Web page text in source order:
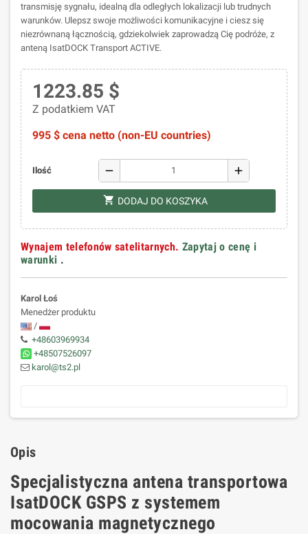
transmisję sygnału, idealną dla odległych lokalizacji lub trudnych
warunków. Ulepsz swoje możliwości komunikacyjne i ciesz się
niezrównaną łącznością, gdziekolwiek zaprowadzą Cię podróże, z
anteną IsatDOCK Transport ACTIVE.
1223.85 $
Z podatkiem VAT
995 $ cena netto (non-EU countries)
Ilość remove add
shopping_cart DODAJ DO KOSZYKA
Wynajem telefonów satelitarnych. Zapytaj o cenę i
warunki .
Karol Łoś
Menedżer produktu
/
+48603969934
+48507526097
karol@ts2.pl
Opis
Specjalistyczna antena transportowa
IsatDOCK GSPS z systemem
mocowania magnetycznego